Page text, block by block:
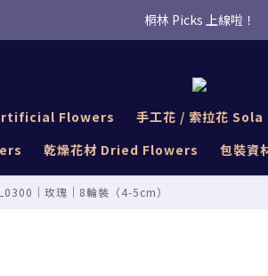
桐林 Picks 上線啦！
桐林 Picks 上線啦！
Flowers
手工花 / 索拉花
乾燥花材 Dried Flowers 包裝
｜玫瑰｜8輪裝（4-5cm）